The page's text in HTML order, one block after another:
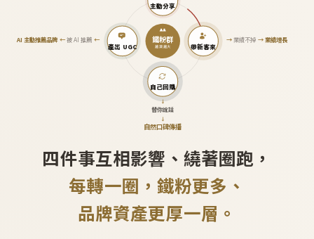
鐵粉群
越滾越大
主動分享
帶新客來
→業績不掉 →業績增長
自己回購
↓
替你說話
↓
自然口碑傳播
產出 UGC
AI 主動推薦品牌←被 AI 推薦 ←
四件事互相影響、繞著圈跑，
每轉一圈，鐵粉更多、
品牌資產更厚一層。